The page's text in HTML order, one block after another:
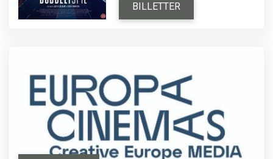
BILLETTER